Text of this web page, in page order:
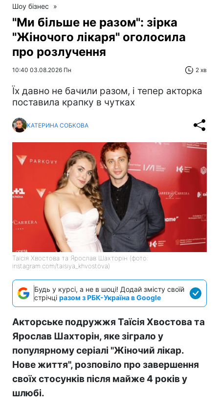
Шоу бізнес »
"Ми більше не разом": зірка
"Жіночого лікаря" оголосила
про розлучення
10:40 03.08.2026 Пн 2 хв
Їх давно не бачили разом, і тепер акторка
поставила крапку в чутках
КАТЕРИНА СОБКОВА
Таїсія Хвостова та Ярослав Шахторін (фото:
instagram.com/taisiya_khvostova)
Будь у курсі, а не в шоці! Додай змісту своїй
стрічці разом з РБК-Україна в Google
Акторське подружжя Таїсія Хвостова та
Ярослав Шахторін, яке зіграло у
популярному серіалі "Жіночий лікар.
Нове життя", розповіло про завершення
своїх стосунків після майже 4 років у
шлюбі.